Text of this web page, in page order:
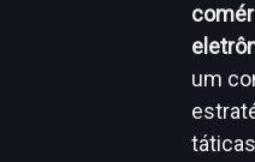
um